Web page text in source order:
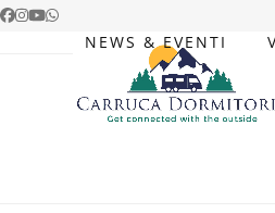
Skip
Facebook
Instagram
YouTube
Whatsapp
NEWS & EVENTI